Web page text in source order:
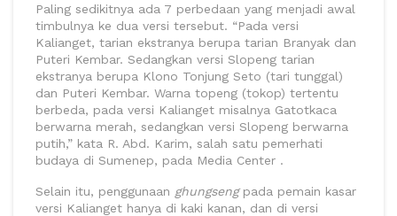
Paling sedikitnya ada 7 perbedaan yang menjadi awal
timbulnya ke dua versi tersebut. “Pada versi
Kalianget, tarian ekstranya berupa tarian Branyak dan
Puteri Kembar. Sedangkan versi Slopeng tarian
ekstranya berupa Klono Tonjung Seto (tari tunggal)
dan Puteri Kembar. Warna topeng (tokop) tertentu
berbeda, pada versi Kalianget misalnya Gatotkaca
berwarna merah, sedangkan versi Slopeng berwarna
putih,” kata R. Abd. Karim, salah satu pemerhati
budaya di Sumenep, pada Media Center .
Selain itu, penggunaan ghungseng pada pemain kasar
versi Kalianget hanya di kaki kanan, dan di versi